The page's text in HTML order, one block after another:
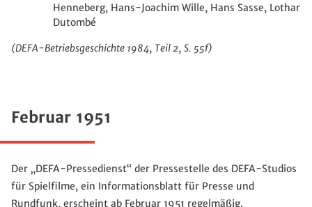
Henneberg, Hans-Joachim Wille, Hans Sasse, Lothar
Dutombé
(DEFA-Betriebsgeschichte 1984, Teil 2, S. 55f)
Februar 1951
Der „DEFA-Pressedienst“ der Pressestelle des DEFA-Studios
für Spielfilme, ein Informationsblatt für Presse und
Rundfunk, erscheint ab Februar 1951 regelmäßig.